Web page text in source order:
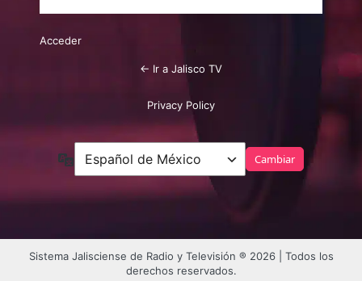
Acceder
← Ir a Jalisco TV
Privacy Policy
Idioma
Sistema Jalisciense de Radio y Televisión ® 2026 | Todos los
derechos reservados.